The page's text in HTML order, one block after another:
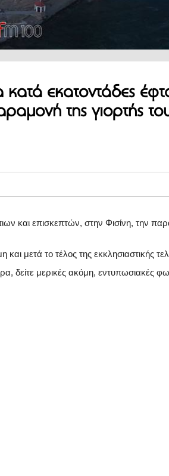
εκατοντάδες
της γιορτής
και επισκεπτών, στην Φισίνη, την
μετά το τέλος της εκκλησιαστικής
δείτε μερικές ακόμη, εντυπωσιακές